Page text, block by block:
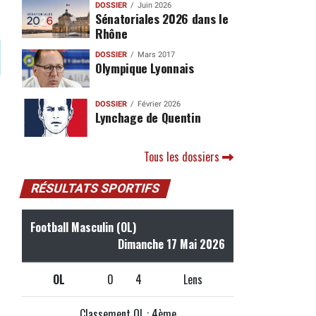
DOSSIER Juin 2026
Sénatoriales 2026 dans le
Rhône
DOSSIER Mars 2017
Olympique Lyonnais
DOSSIER Février 2026
Lynchage de Quentin
Tous les dossiers
RÉSULTATS SPORTIFS
Football Masculin (OL)
Dimanche 17 Mai 2026
OL 0 4 Lens